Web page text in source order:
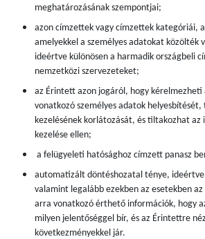
meghatározásának szempontjai;
azon címzettek vagy címzettek kategóriái,
amelyekkel a személyes adatokat közölték
ideértve különösen a harmadik országbeli
nemzetközi szervezeteket;
az Érintett azon jogáról, hogy kérelmezheti
vonatkozó személyes adatok helyesbítését,
kezelésének korlátozását, és tiltakozhat az
kezelése ellen;
a felügyeleti hatósághoz címzett panasz
automatizált döntéshozatal ténye,
valamint legalább ezekben az esetekben
arra vonatkozó érthető információk, hogy
milyen jelentőséggel bír, és az Érintettre
következményekkel jár.